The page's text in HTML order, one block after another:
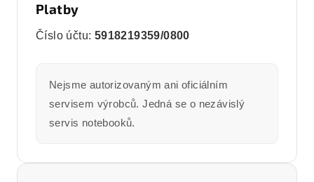
Platby
Číslo účtu: 5918219359/0800
Nejsme autorizovaným ani oficiálním
servisem výrobců. Jedná se o nezávislý
servis notebooků.